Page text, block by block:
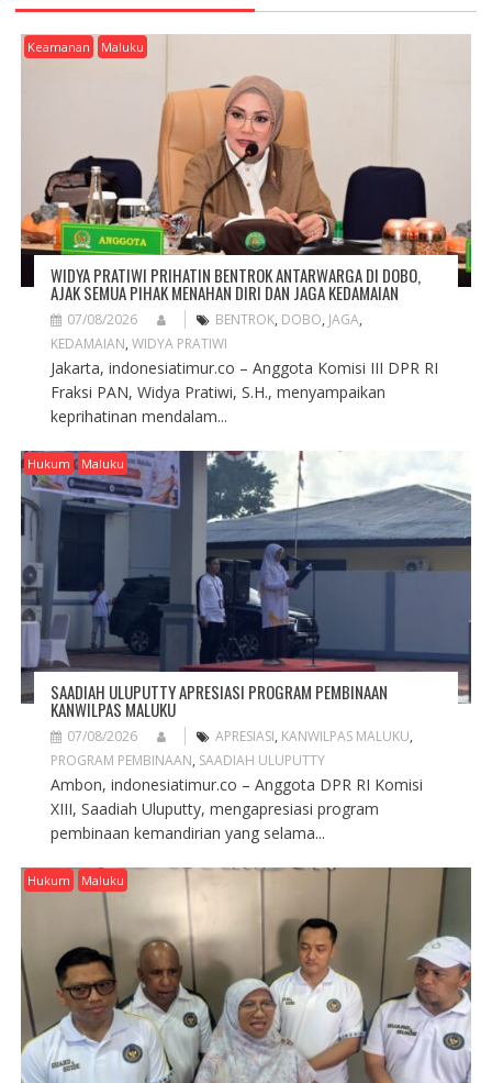
I
G
A
Keamanan Maluku
WIDYA PRATIWI PRIHATIN BENTROK ANTARWARGA DI DOBO,
AJAK SEMUA PIHAK MENAHAN DIRI DAN JAGA KEDAMAIAN
07/08/2026 BENTROK, DOBO, JAGA,
KEDAMAIAN, WIDYA PRATIWI
Jakarta, indonesiatimur.co – Anggota Komisi III DPR RI
Fraksi PAN, Widya Pratiwi, S.H., menyampaikan
keprihatinan mendalam...
Hukum Maluku
SAADIAH ULUPUTTY APRESIASI PROGRAM PEMBINAAN
KANWILPAS MALUKU
07/08/2026 APRESIASI, KANWILPAS MALUKU,
PROGRAM PEMBINAAN, SAADIAH ULUPUTTY
Ambon, indonesiatimur.co – Anggota DPR RI Komisi
XIII, Saadiah Uluputty, mengapresiasi program
pembinaan kemandirian yang selama...
Hukum Maluku